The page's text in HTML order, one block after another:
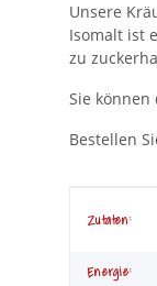
Unsere
Isomalt ist
zu
Sie
Bestellen
Zutaten:
Energie: